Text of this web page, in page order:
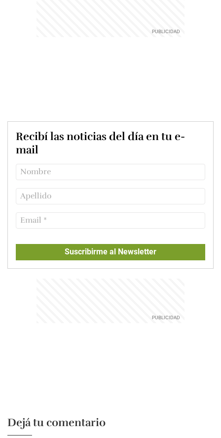
Recibí las noticias del día en tu e-
mail
Suscribirme al Newsletter
Dejá tu comentario